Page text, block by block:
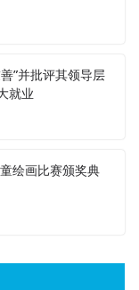
”并批评其领导层
就业
绘画比赛颁奖典